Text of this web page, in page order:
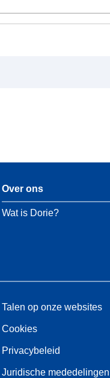
Over ons
Wat is Dorie?
Talen op onze websites
Cookies
Privacybeleid
Juridische mededelingen